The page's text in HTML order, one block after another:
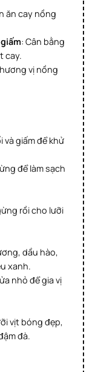
ăn cay nồng
: Cân bằng
cay.
vị nồng
xanh.
đà.